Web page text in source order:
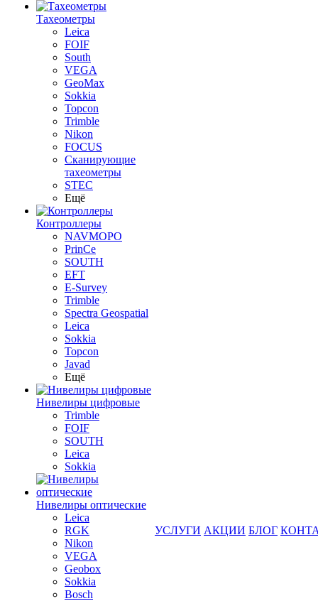
Тахеометры
Leica
FOIF
South
VEGA
GeoMax
Sokkia
Topcon
Trimble
Nikon
FOCUS
Сканирующие
тахеометры
STEC
Ещё
Контроллеры
NAVMOPO
PrinCe
SOUTH
EFT
E-Survey
Trimble
Spectra Geospatial
Leica
Sokkia
Topcon
Javad
Ещё
Нивелиры цифровые
Trimble
FOIF
SOUTH
Leica
Sokkia
Нивелиры оптические
Leica
RGK
Nikon
VEGA
Geobox
Sokkia
Bosch
УСЛУГИ АКЦИИ БЛОГ